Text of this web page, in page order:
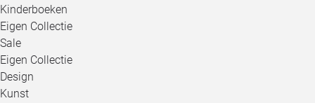
Kinderboeken
Eigen Collectie
Sale
Eigen Collectie
Design
Kunst